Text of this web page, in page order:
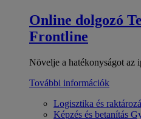
Online dolgozó
Frontline
Növelje a hatékonyságot az
További információk
Logisztika és
Képzés és betanítás